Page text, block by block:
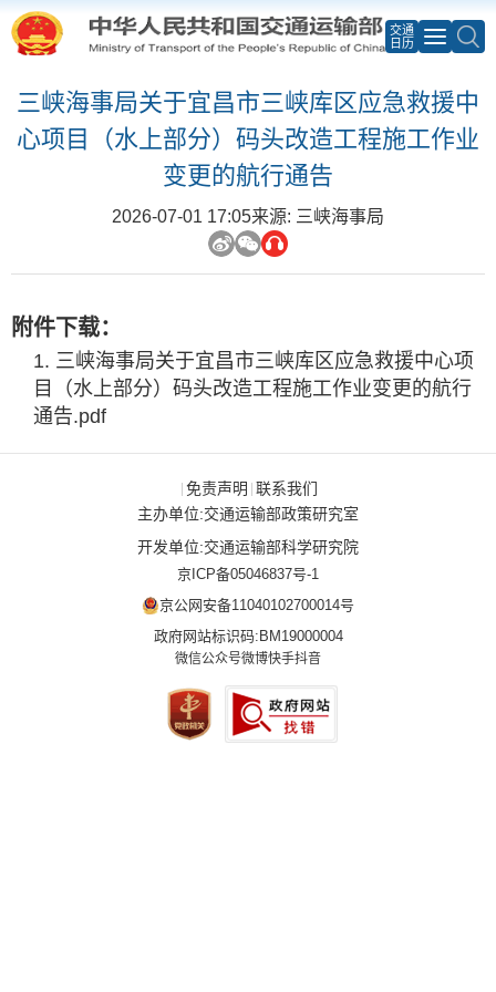
交通
日历
三峡海事局关于宜昌市三峡库区应急救援中
心项目（水上部分）码头改造工程施工作业
变更的航行通告
2026-07-01 17:05来源: 三峡海事局
附件下载：
三峡海事局关于宜昌市三峡库区应急救援中心项
目（水上部分）码头改造工程施工作业变更的航行
通告.pdf
| 免责声明 | 联系我们
主办单位:交通运输部政策研究室
开发单位:交通运输部科学研究院
京ICP备05046837号-1
京公网安备11040102700014号
政府网站标识码:BM19000004
微信公众号微博快手抖音